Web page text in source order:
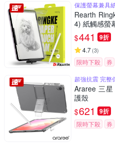
保護螢幕兼具
Rearth
4) 紙觸感螢
$441 9折
4.7(3)
限時下殺
券
超強抗震 完整
Araree 三
護殼
$621 9折
限時下殺 券